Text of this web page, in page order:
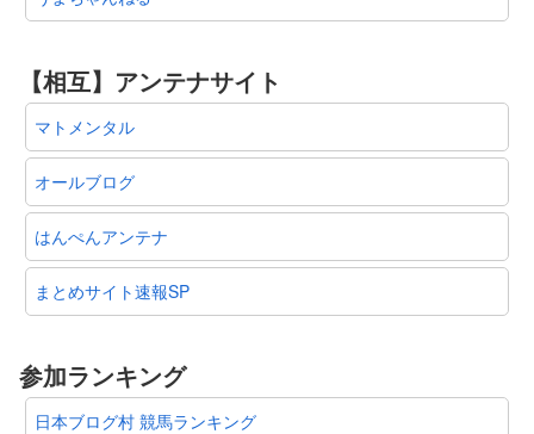
【相互】アンテナサイト
マトメンタル
オールブログ
はんぺんアンテナ
まとめサイト速報SP
参加ランキング
日本ブログ村 競馬ランキング